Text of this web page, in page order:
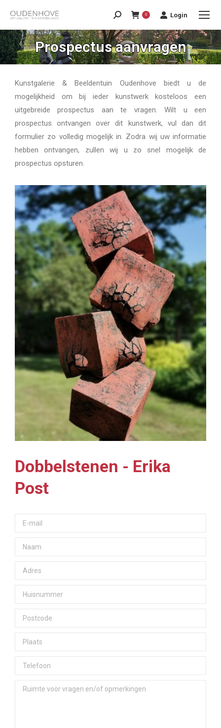
0 Login
Prospectus aanvragen
Kunstgalerie & Beeldentuin Oudenhove biedt u de
mogelijkheid om bij ieder kunstwerk kosteloos een
uitgebreide prospectus aan te vragen. Wilt u een
prospectus ontvangen over dit kunstwerk, vul dan dit
formulier zo volledig mogelijk in. Zodra wij uw informatie
hebben ontvangen, zullen wij u zo snel mogelijk de
prospectus opsturen.
Dobbelstenen - Erika
Post